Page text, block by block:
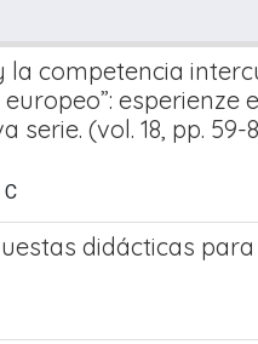
la competencia
esperienze
serie. (vol. 18, pp.
didácticas